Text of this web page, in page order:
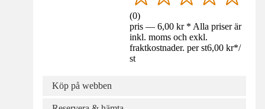
(0)
pris — 6,00 kr * Alla priser är
inkl. moms och exkl.
fraktkostnader. per st6,00 kr*/
st
Köp på webben